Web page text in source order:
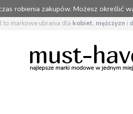
robienia zakupów. Możesz
markowe ubrania dla kobiet, mężczyzn i